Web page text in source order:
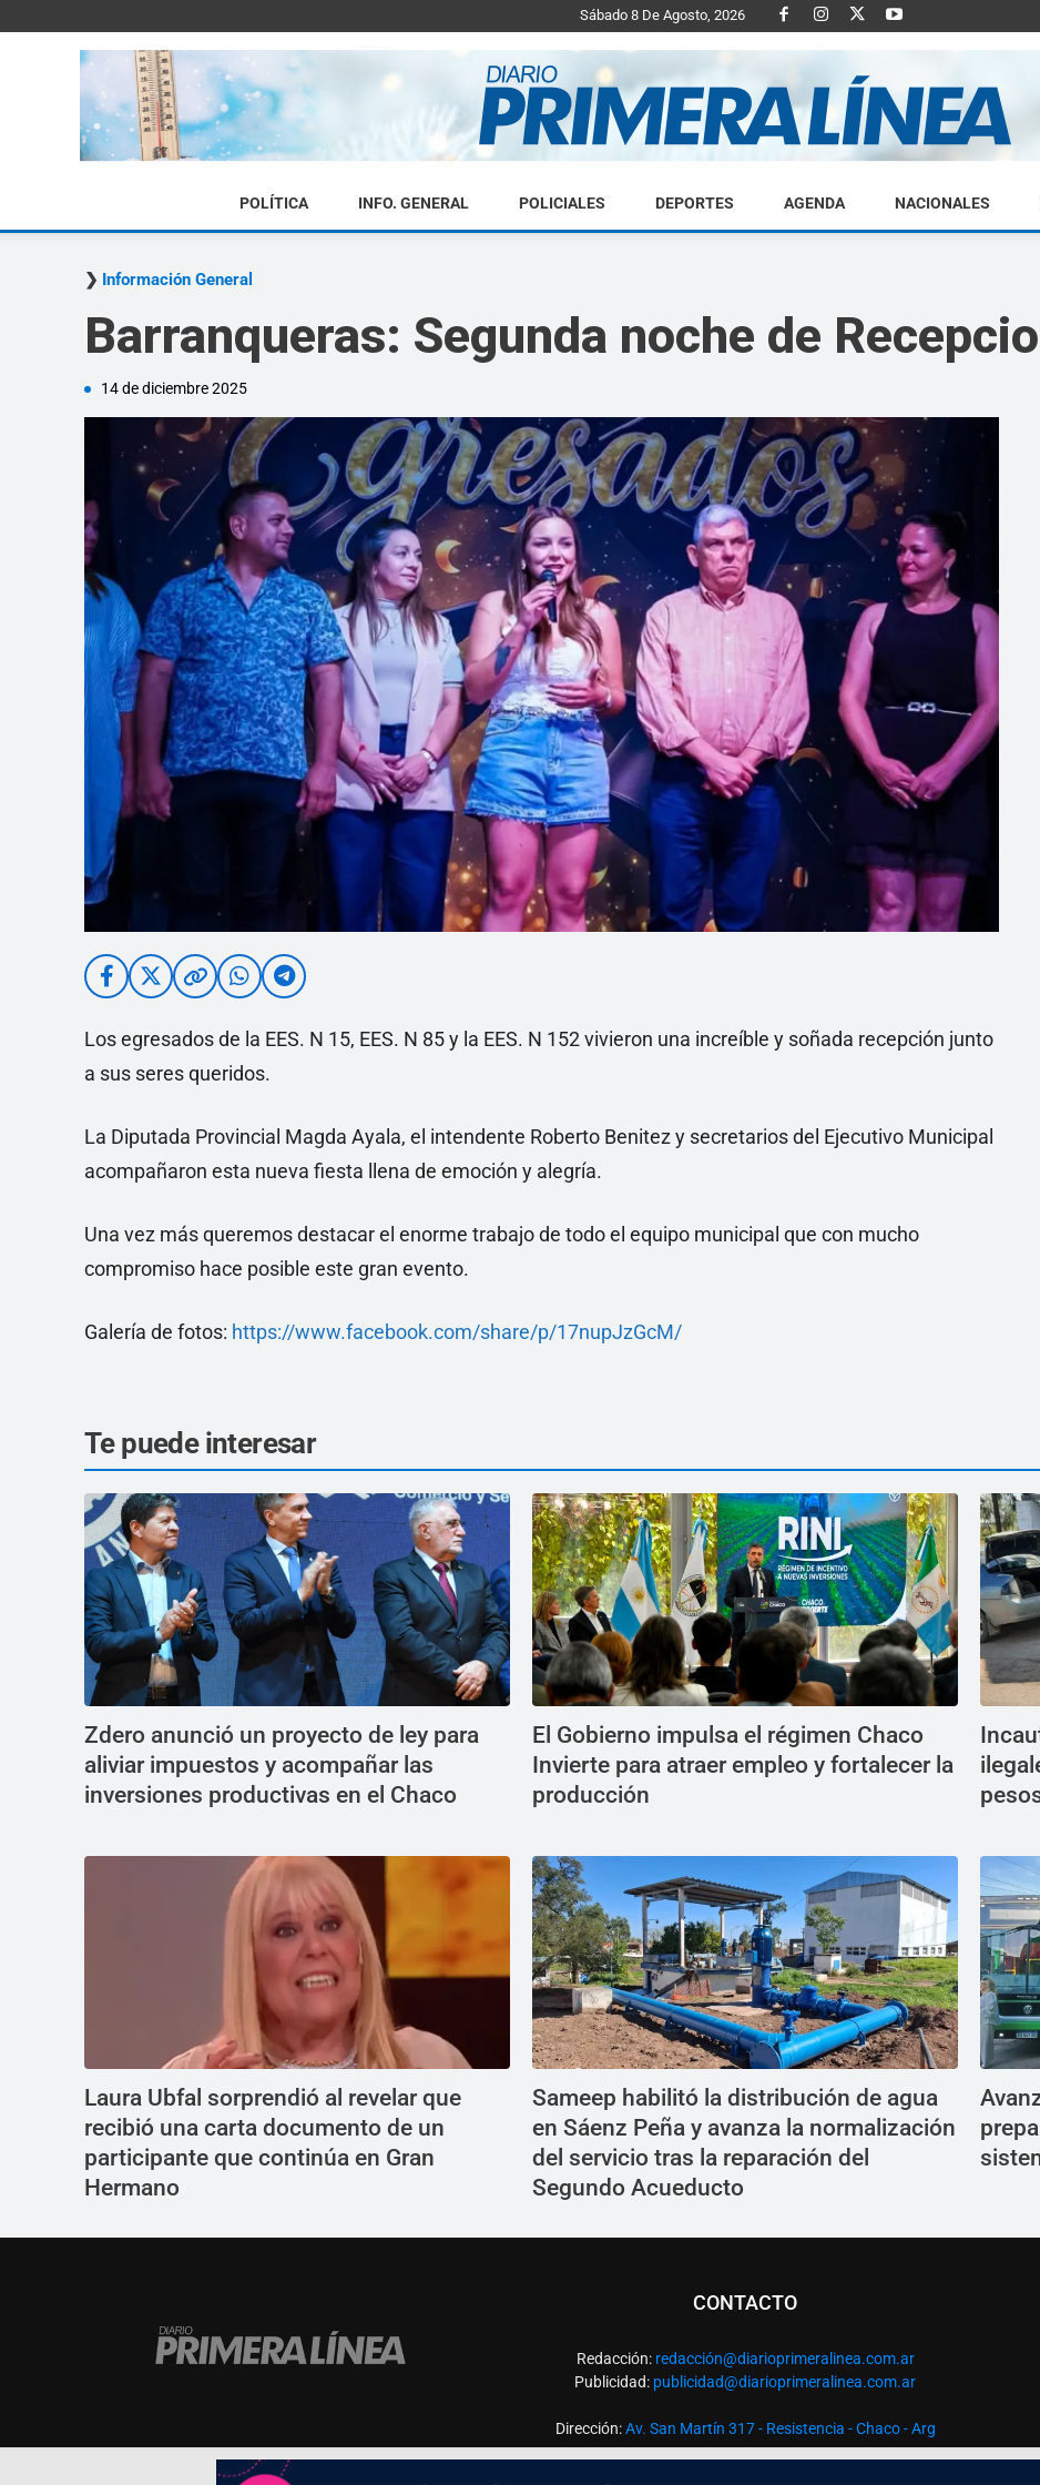
Sábado 8 De Agosto, 2026
Diario
Linea
POLÍTICA INFO. GENERAL POLICIALES DEPORTES AGENDA NACIONALES
Información General
Barranqueras: Segunda noche de
14 de diciembre 2025
Los egresados de la EES. N 15, EES. N 85 y la EES. N 152 vivieron una increíble y soñada recepción junto
a sus seres queridos.
La Diputada Provincial Magda Ayala, el intendente Roberto Benitez y secretarios del Ejecutivo Municipal
acompañaron esta nueva fiesta llena de emoción y alegría.
Una vez más queremos destacar el enorme trabajo de todo el equipo municipal que con mucho
compromiso hace posible este gran evento.
Galería de fotos: https://www.facebook.com/share/p/17nupJzGcM/
Te puede interesar
Zdero anunció un proyecto de ley para
aliviar impuestos y acompañar las
inversiones productivas en el Chaco
El Gobierno impulsa el régimen Chaco
Invierte para atraer empleo y fortalecer la
producción
Laura Ubfal sorprendió al revelar que
recibió una carta documento de un
participante que continúa en Gran
Hermano
Sameep habilitó la distribución de agua
en Sáenz Peña y avanza la normalización
del servicio tras la reparación del
Segundo Acueducto
CONTACTO
Redacción: redacción@diarioprimeralinea.com.ar
Publicidad: publicidad@diarioprimeralinea.com.ar
Dirección:Av. San Martín 317 - Resistencia - Chaco - Arg